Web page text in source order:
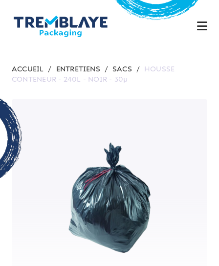
ACCUEIL / ENTRETIENS / SACS /
HOUSSE
CONTENEUR - 240L - NOIR - 30µ